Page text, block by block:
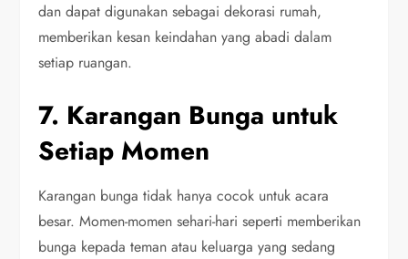
dan dapat digunakan sebagai dekorasi rumah,
memberikan kesan keindahan yang abadi dalam
setiap ruangan.
7. Karangan Bunga untuk
Setiap Momen
Karangan bunga tidak hanya cocok untuk acara
besar. Momen-momen sehari-hari seperti memberikan
bunga kepada teman atau keluarga yang sedang